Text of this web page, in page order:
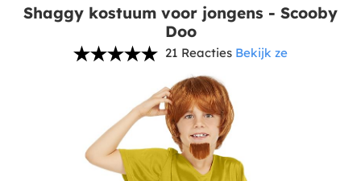
Shaggy kostuum voor jongens - Scooby
Doo
21 Reacties Bekijk ze